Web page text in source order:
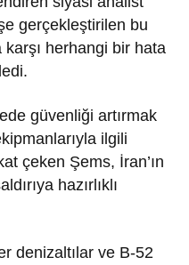
gerçekleştirilen bu
karşı herhangi bir hata
güvenliği artırmak
ilgili
çeken Şems, İran’ın
hazırlıklı
denizaltılar ve B-52